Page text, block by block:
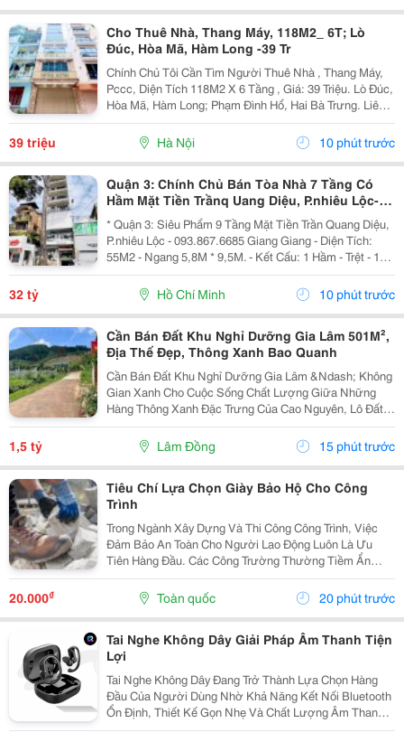
Cho Thuê Nhà, Thang Máy, 118M2_ 6T; Lò
Đúc, Hòa Mã, Hàm Long -39 Tr
Chính Chủ Tôi Cần Tìm Người Thuê Nhà , Thang Máy,
Pccc, Diện Tích 118M2 X 6 Tầng , Giá: 39 Triệu. Lò Đúc,
Hòa Mã, Hàm Long; Phạm Đình Hổ, Hai Bà Trưng. Liên
Hệ Chủ Nhà: 0946507497 . Vị Trí Gần Ngã Ba, Khu Đông
Dân Cư, Kinh Doanh Sầm Uất, Nhiều Trụ Sở...
39 triệu Hà Nội 10 phút trước
Quận 3: Chính Chủ Bán Tòa Nhà 7 Tầng Có
Hầm Mặt Tiền Trầnq Uang Diệu, P.nhiêu Lộc-
Dt 6M*10M Vuông Vức- Nổi Tiếng Phố Thời
Trang Kinh
* Quận 3: Siêu Phẩm 9 Tầng Mặt Tiền Trần Quang Diệu,
P.nhiêu Lộc - 093.867.6685 Giang Giang - Diện Tích:
55M2 - Ngang 5,8M * 9,5M. - Kết Cấu: 1 Hầm - Trệt - 1
Lửng - 5 Tầng - Sân Thượng - Thang Máy. + Tầng Hầm:
Kinh Doanh Giặt Sấy. + Tầng Trệt -...
32 tỷ Hồ Chí Minh 10 phút trước
Cần Bán Đất Khu Nghỉ Dưỡng Gia Lâm 501M²,
Địa Thế Đẹp, Thông Xanh Bao Quanh
Cần Bán Đất Khu Nghỉ Dưỡng Gia Lâm &Ndash; Không
Gian Xanh Cho Cuộc Sống Chất Lượng Giữa Những
Hàng Thông Xanh Đặc Trưng Của Cao Nguyên, Lô Đất
501M&Sup2; Tại Khu Nghỉ Dưỡng Gia Lâm Mang Đến
Cảm Giác Bình Yên Ngay Từ Lần Đầu Ghé Thăm.
Không Khí Mát...
1,5 tỷ Lâm Đồng 15 phút trước
Tiêu Chí Lựa Chọn Giày Bảo Hộ Cho Công
Trình
Trong Ngành Xây Dựng Và Thi Công Công Trình, Việc
Đảm Bảo An Toàn Cho Người Lao Động Luôn Là Ưu
Tiên Hàng Đầu. Các Công Trường Thường Tiềm Ẩn
Nhiều Nguy Cơ Như Vật Rơi, Bề Mặt Trơn Trượt, Đinh
Nhọn, Vật Sắc Bén Hay Các Tác Động Cơ Học Khác.
Chính Vì...
20.000₫ Toàn quốc 20 phút trước
Tai Nghe Không Dây Giải Pháp Âm Thanh Tiện
Lợi
Tai Nghe Không Dây Đang Trở Thành Lựa Chọn Hàng
Đầu Của Người Dùng Nhờ Khả Năng Kết Nối Bluetooth
Ổn Định, Thiết Kế Gọn Nhẹ Và Chất Lượng Âm Thanh
Ngày Càng Được Cải Thiện. Từ Học Tập, Làm Việc Đến